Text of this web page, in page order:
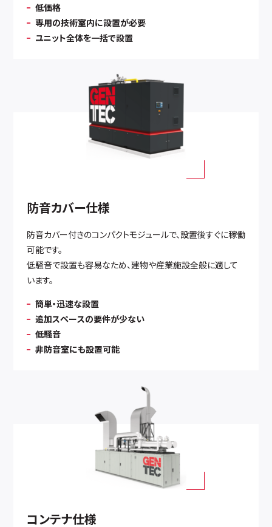
低価格
専用の技術室内に設置が必要
ユニット全体を一括で設置
防音カバー仕様
防音カバー付きのコンパクトモジュールで、設置後すぐに稼働
可能です。
低騒音で設置も容易なため、建物や産業施設全般に適して
います。
簡単・迅速な設置
追加スペースの要件が少ない
低騒音
非防音室にも設置可能
コンテナ仕様